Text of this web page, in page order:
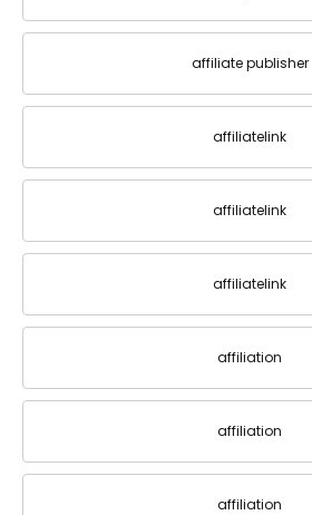
affiliate publisher
affiliatelink
affiliatelink
affiliatelink
affiliation
affiliation
affiliation